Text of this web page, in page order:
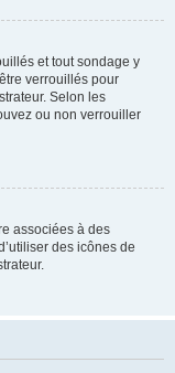
et tout sondage y
verrouillés pour
Selon les
ou non verrouiller
associées à des
des icônes de